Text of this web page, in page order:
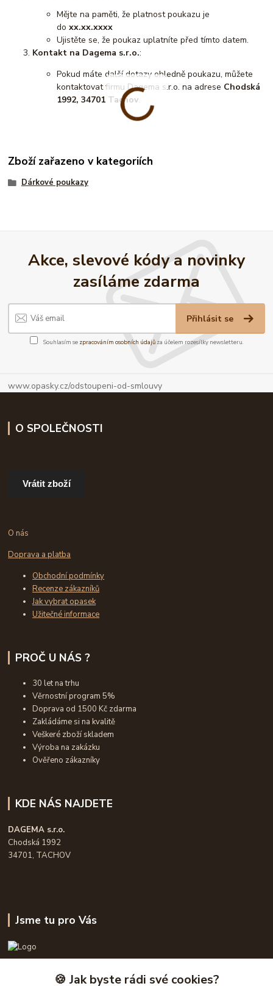
Mějte na paměti, že platnost poukazu je
doxx.xx.xxxx
Ujistěte se, že poukaz uplatníte před tímto datem.
Kontakt na Dagema s.r.o.:
Pokud máte další dotazy ohledně poukazu, můžete
kontaktovat firmu Dagema s.r.o. na adrese Chodská
1992, 34701 Tachov.
Zboží zařazeno v kategoriích
Dárkové poukazy
Akce, slevové kódy a novinky
zasíláme zdarma
Přihlásit se
Souhlasím se zpracováním osobních údajůza účelem rozesílky newsletteru.
www.opasky.cz/odstoupeni-od-smlouvy
O SPOLEČNOSTI
Vrátit zboží
O nás
Doprava a platba
Obchodní podmínky
Recenze zákazníků
Jak vybrat opasek
Užitečné informace
PROČ U NÁS ?
30 let na trhu
Věrnostní program 5%
Doprava od 1500 Kč zdarma
Zakládáme si na kvalitě
Veškeré zboží skladem
Výroba na zakázku
Ověřeno zákazníky
KDE NÁS NAJDETE
DAGEMA s.r.o.
Chodská 1992
34701, TACHOV
Jsme tu pro Vás
🍪 Jak byste rádi své cookies?